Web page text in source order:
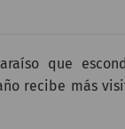
que
recibe más